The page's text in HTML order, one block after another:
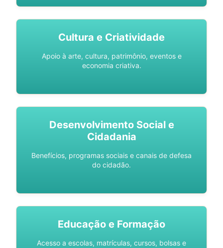
Cultura e Criatividade
Apoio à arte, cultura, patrimônio, eventos e
economia criativa.
Desenvolvimento Social e
Cidadania
Benefícios, programas sociais e canais de defesa
do cidadão.
Educação e Formação
Acesso a escolas, matrículas, cursos, bolsas e